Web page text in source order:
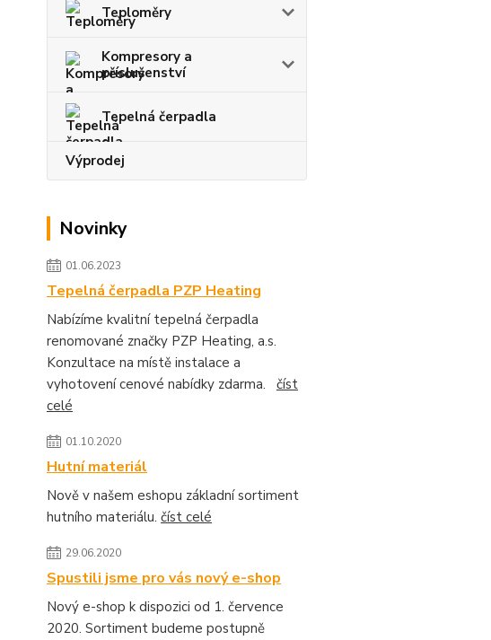
Teploměry
Kompresory a
příslušenství
Tepelná čerpadla
Výprodej
Novinky
01.06.2023
Tepelná čerpadla PZP Heating
Nabízíme kvalitní tepelná čerpadla
renomované značky PZP Heating, a.s.
Konzultace na místě instalace a
vyhotovení cenové nabídky zdarma. číst
celé
01.10.2020
Hutní materiál
Nově v našem eshopu základní sortiment
hutního materiálu. číst celé
29.06.2020
Spustili jsme pro vás nový e-shop
Nový e-shop k dispozici od 1. července
2020. Sortiment budeme postupně